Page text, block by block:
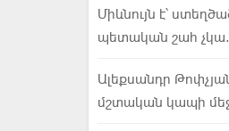
Միևնույն է՝
պետական շահ
Ալեքսանդր
մշտական կապի